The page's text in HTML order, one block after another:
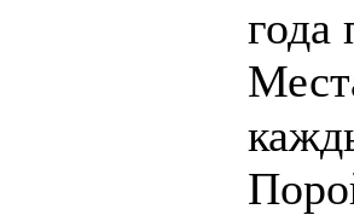
года